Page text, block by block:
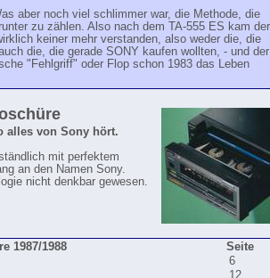
aber noch viel schlimmer war, die Methode, die
zu zählen. Also nach dem TA-555 ES kam der
keiner mehr verstanden, also weder die, die
die, die gerade SONY kaufen wollten, - und der
"Fehlgriff" oder Flop schon 1983 das Leben
alles von Sony hört.
mit perfektem
an den Namen Sony.
nicht denkbar gewesen.
1987/1988
Seite
6
12